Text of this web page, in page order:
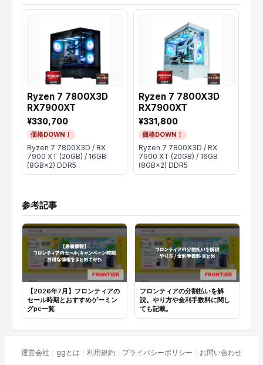
Ryzen 7 7800X3D
RX7900XT
¥330,700
価格DOWN！
Ryzen 7 7800X3D / RX
7900 XT (20GB) / 16GB
(8GB×2) DDR5
Ryzen 7 7800X3D
RX7900XT
¥331,800
価格DOWN！
Ryzen 7 7800X3D / RX
7900 XT (20GB) / 16GB
(8GB×2) DDR5
参考記事
【2026年7月】フロンティアの
セール時期とおすすめゲーミン
グpc一覧
フロンティアの分割払いを解
説。やり方や金利手数料に関し
ても記載。
運営会社 ggとは 利用規約 プライバシーポリシー お問い合わせ